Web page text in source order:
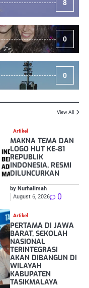
8
0
0
View All
Artikel
MAKNA TEMA DAN
LOGO HUT KE-81
REPUBLIK
INDONESIA, RESMI
DILUNCURKAN
by Nurhalimah
August 6, 2026
0
Artikel
PERTAMA DI JAWA
BARAT, SEKOLAH
NASIONAL
TERINTEGRASI
AKAN DIBANGUN DI
WILAYAH
KABUPATEN
TASIKMALAYA